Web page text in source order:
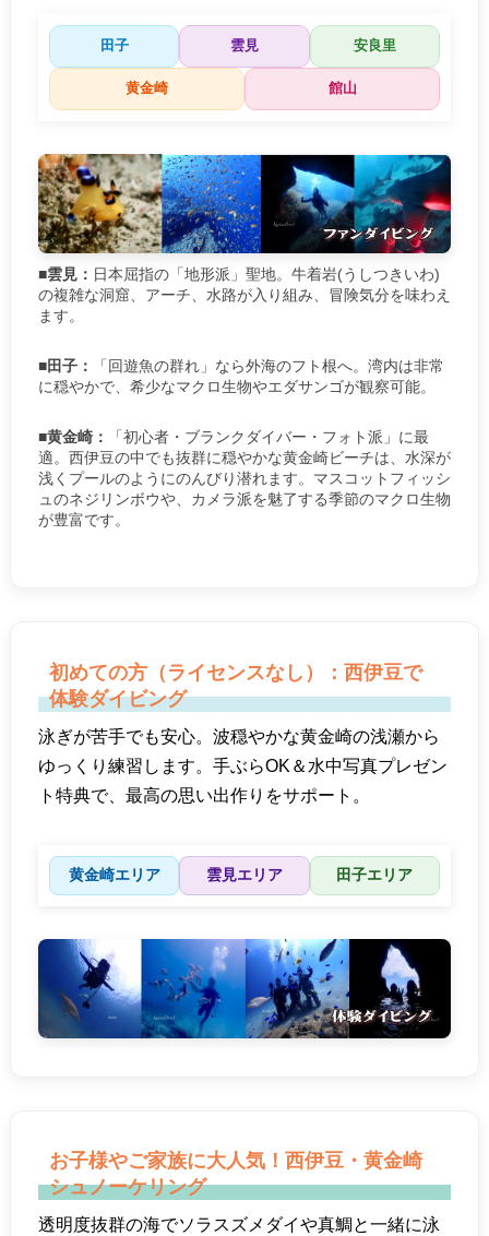
田子 雲見 安良里
黄金崎 館山
■雲見： 日本屈指の「地形派」聖地。牛着岩(うしつきいわ)
の複雑な洞窟、アーチ、水路が入り組み、冒険気分を味わえ
ます。
■田子：
「回遊魚の群れ」なら外海のフト根へ。湾内は非常
に穏やかで、希少なマクロ生物やエダサンゴが観察可能。
■黄金崎：
「初心者・ブランクダイバー・フォト派」に最
適。西伊豆の中でも抜群に穏やかな黄金崎ビーチは、水深が
浅くプールのようにのんびり潜れます。マスコットフィッシ
ュのネジリンボウや、カメラ派を魅了する季節のマクロ生物
が豊富です。
初めての方（ライセンスなし）：西伊豆で
体験ダイビング
泳ぎが苦手でも安心。波穏やかな黄金崎の浅瀬から
ゆっくり練習します。手ぶらOK＆水中写真プレゼン
ト特典で、最高の思い出作りをサポート。
黄金崎エリア 雲見エリア 田子エリア
お子様やご家族に大人気！西伊豆・黄金崎
シュノーケリング
透明度抜群の海でソラスズメダイや真鯛と一緒に泳